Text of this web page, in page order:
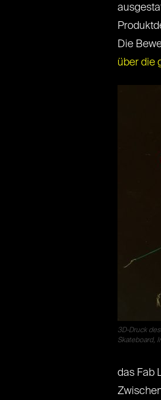
Die
über die
3D-Druck
Skateboard,
das Fab